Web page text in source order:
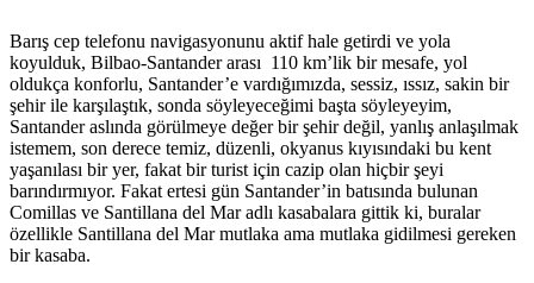
Barış cep telefonu navigasyonunu aktif hale getirdi ve yola
koyulduk, Bilbao-Santander arası 110 km’lik bir mesafe, yol
oldukça konforlu, Santander’e vardığımızda, sessiz, ıssız, sakin bir
şehir ile karşılaştık, sonda söyleyeceğimi başta söyleyeyim,
Santander aslında görülmeye değer bir şehir değil, yanlış anlaşılmak
istemem, son derece temiz, düzenli, okyanus kıyısındaki bu kent
yaşanılası bir yer, fakat bir turist için cazip olan hiçbir şeyi
barındırmıyor. Fakat ertesi gün Santander’in batısında bulunan
Comillas ve Santillana del Mar adlı kasabalara gittik ki, buralar
özellikle Santillana del Mar mutlaka ama mutlaka gidilmesi gereken
bir kasaba.